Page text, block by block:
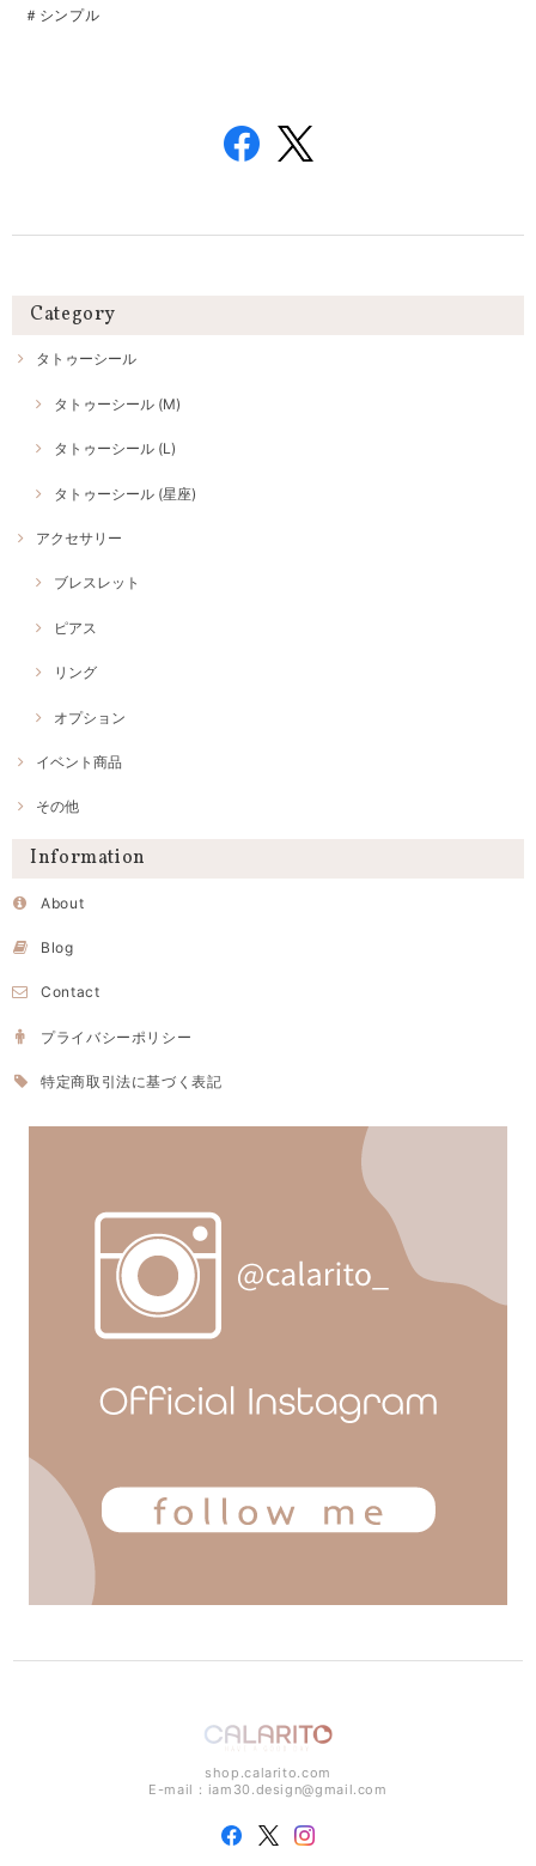
＃シンプル
Category
タトゥーシール
タトゥーシール (M)
タトゥーシール (L)
タトゥーシール (星座)
アクセサリー
ブレスレット
ピアス
リング
オプション
イベント商品
その他
Information
About
Blog
Contact
プライバシーポリシー
特定商取引法に基づく表記
shop.calarito.com
E-mail： iam30.design@gmail.com